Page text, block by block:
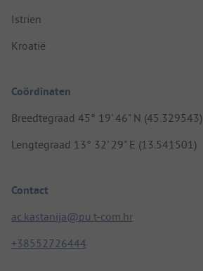
Istrien
Kroatië
Coördinaten
Breedtegraad 45° 19' 46" N (45.329543)
Lengtegraad 13° 32' 29" E (13.541501)
Contact
ac.kastanija@pu.t-com.hr
+38552726444